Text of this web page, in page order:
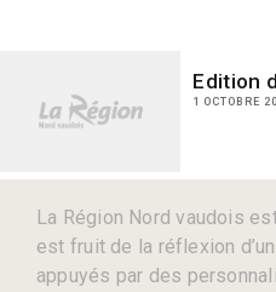
Edition
1 OCTOBRE
La Région Nord vaudois
est fruit de la réflexion
appuyés par des